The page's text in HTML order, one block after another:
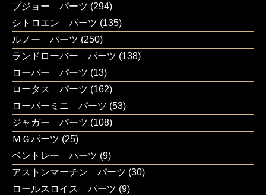
プジョー パーツ (294)
シトロエン パーツ (135)
ルノー パーツ (250)
ランドローバー パーツ (138)
ローバー パーツ (13)
ロータス パーツ (162)
ローバーミニ パーツ (53)
ジャガー パーツ (108)
ＭＧパーツ (25)
ベントレー パーツ (9)
アストンマーチン パーツ (30)
ロールスロイス パーツ (9)